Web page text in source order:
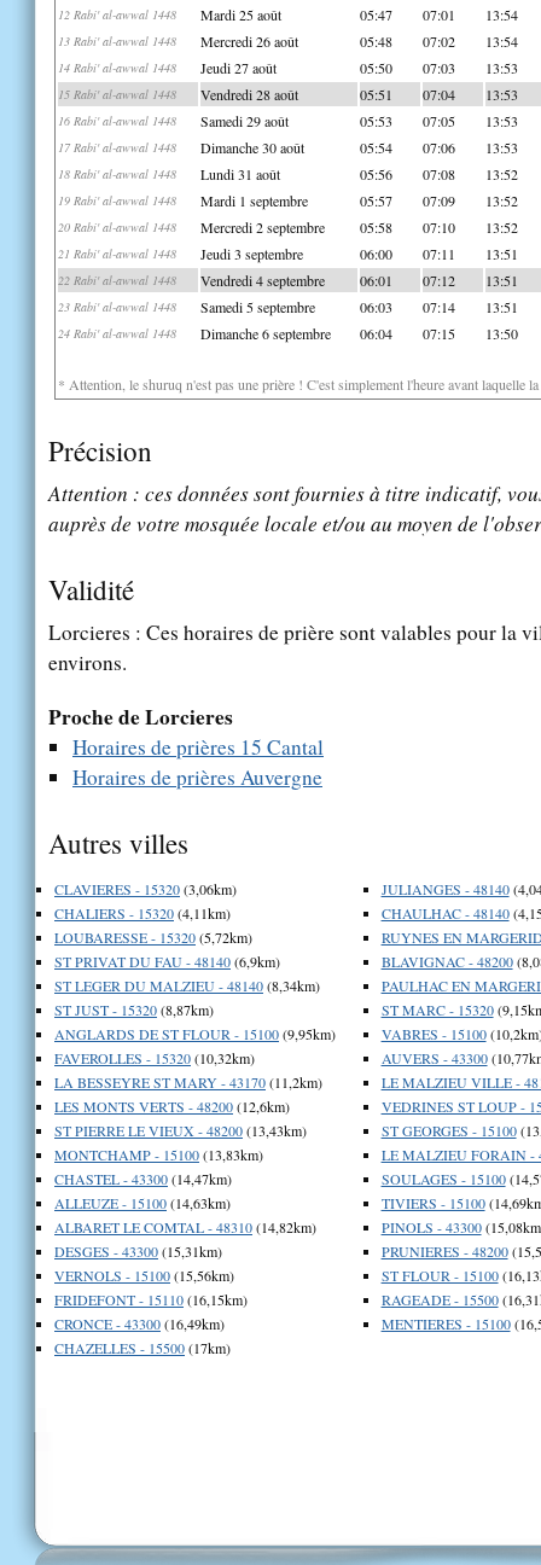
12 Rabi' al-awwal 1448 Mardi 25 août 05:47 07:01 13:54
13 Rabi' al-awwal 1448 Mercredi 26 août 05:48 07:02 13:54
14 Rabi' al-awwal 1448 Jeudi 27 août 05:50 07:03 13:53
15 Rabi' al-awwal 1448 Vendredi 28 août 05:51 07:04 13:53
16 Rabi' al-awwal 1448 Samedi 29 août 05:53 07:05 13:53
17 Rabi' al-awwal 1448 Dimanche 30 août 05:54 07:06 13:53
18 Rabi' al-awwal 1448 Lundi 31 août 05:56 07:08 13:52
19 Rabi' al-awwal 1448 Mardi 1 septembre 05:57 07:09 13:52
20 Rabi' al-awwal 1448 Mercredi 2 septembre 05:58 07:10 13:52
21 Rabi' al-awwal 1448 Jeudi 3 septembre 06:00 07:11 13:51
22 Rabi' al-awwal 1448 Vendredi 4 septembre 06:01 07:12 13:51
23 Rabi' al-awwal 1448 Samedi 5 septembre 06:03 07:14 13:51
24 Rabi' al-awwal 1448 Dimanche 6 septembre 06:04 07:15 13:50
* Attention, le shuruq n'est pas une prière ! C'est simplement l'heure avant laquelle
Précision
Attention : ces données sont fournies à titre indicatif,
auprès de votre mosquée locale et/ou au moyen de
Validité
Lorcieres : Ces horaires de prière sont valables pour la
environs.
Proche de Lorcieres
Horaires de prières 15 Cantal
Horaires de prières Auvergne
Autres villes
CLAVIERES - 15320(3,06km)
CHALIERS - 15320(4,11km)
LOUBARESSE - 15320(5,72km)
ST PRIVAT DU FAU - 48140(6,9km)
ST LEGER DU MALZIEU - 48140(8,34km)
ST JUST - 15320(8,87km)
ANGLARDS DE ST FLOUR - 15100(9,95km)
FAVEROLLES - 15320(10,32km)
LA BESSEYRE ST MARY - 43170(11,2km)
LES MONTS VERTS - 48200(12,6km)
ST PIERRE LE VIEUX - 48200(13,43km)
MONTCHAMP - 15100(13,83km)
CHASTEL - 43300(14,47km)
ALLEUZE - 15100(14,63km)
ALBARET LE COMTAL - 48310(14,82km)
DESGES - 43300(15,31km)
VERNOLS - 15100(15,56km)
FRIDEFONT - 15110(16,15km)
CRONCE - 43300(16,49km)
CHAZELLES - 15500(17km)
JULIANGES - 48140
CHAULHAC - 48140
RUYNES EN
BLAVIGNAC - 48200
PAULHAC EN
ST MARC - 15320
VABRES - 15100
AUVERS - 43300
LE MALZIEU VILLE -
VEDRINES ST LOUP -
ST GEORGES - 15100
LE MALZIEU FORAIN -
SOULAGES - 15100
TIVIERS - 15100
PINOLS - 43300
PRUNIERES - 48200
ST FLOUR - 15100
RAGEADE - 15500
MENTIERES - 15100